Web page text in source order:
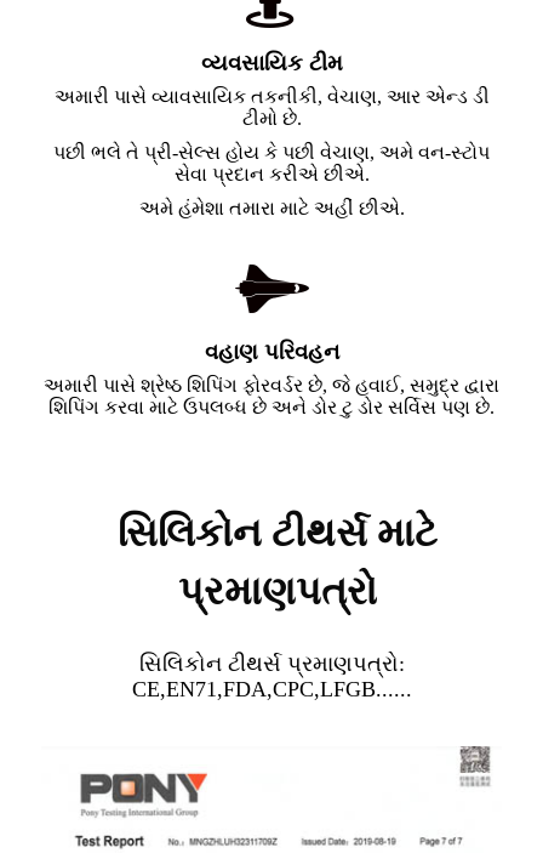
વ્યવસાયિક ટીમ
અમારી પાસે વ્યાવસાયિક તકનીકી, વેચાણ, આર એન્ડ ડી
ટીમો છે.
પછી ભલે તે પ્રી-સેલ્સ હોય કે પછી વેચાણ, અમે વન-સ્ટોપ
સેવા પ્રદાન કરીએ છીએ.
અમે હંમેશા તમારા માટે અહીં છીએ.
વહાણ પરિવહન
અમારી પાસે શ્રેષ્ઠ શિપિંગ ફોરવર્ડર છે, જે હવાઈ, સમુદ્ર દ્વારા
શિપિંગ કરવા માટે ઉપલબ્ધ છે અને ડોર ટુ ડોર સર્વિસ પણ છે.
સિલિકોન ટીથર્સ માટે
પ્રમાણપત્રો
સિલિકોન ટીથર્સ પ્રમાણપત્રો:
CE,EN71,FDA,CPC,LFGB......